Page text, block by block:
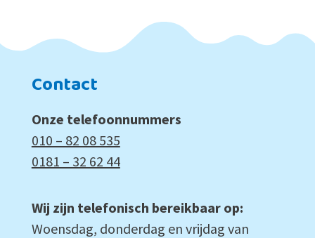
Contact
Onze telefoonnummers
010 – 82 08 535
0181 – 32 62 44
Wij zijn telefonisch bereikbaar op:
Woensdag, donderdag en vrijdag van